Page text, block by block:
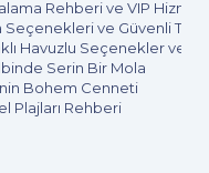
Rehberi ve VIP
Seçenekleri ve Güvenli
Havuzlu Seçenekler ve
Serin Bir Mola
Bohem Cenneti
Plajları Rehberi